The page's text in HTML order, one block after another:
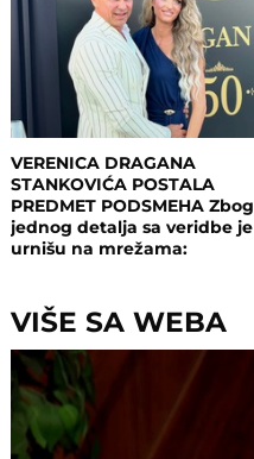
VERENICA DRAGANA
STANKOVIĆA POSTALA
PREDMET PODSMEHA Zbog
jednog detalja sa veridbe je
urnišu na mrežama:
VIŠE SA WEBA